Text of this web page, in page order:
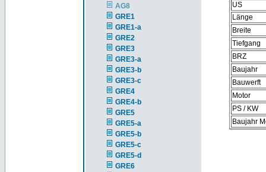
AG8
GRE1
GRE1-a
GRE2
GRE3
GRE3-a
GRE3-b
GRE3-c
GRE4
GRE4-b
GRE5
GRE5-a
GRE5-b
GRE5-c
GRE5-d
GRE6
US
Länge
Breite
Tiefgang
BRZ
Baujahr
Bauwerft
Motor
PS / KW
Baujahr